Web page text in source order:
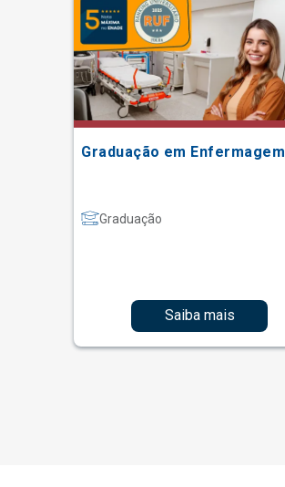
Graduação em Enfermagem
Graduação
Saiba mais